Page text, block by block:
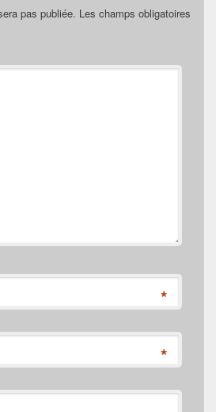
pas publiée. Les champs obligatoires
*
*